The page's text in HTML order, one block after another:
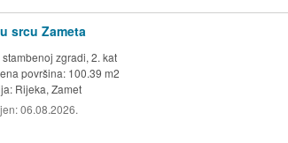
srcu Zameta
zgradi, 2. kat
površina: 100.39 m2
Rijeka, Zamet
06.08.2026.